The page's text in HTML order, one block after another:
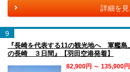
詳細を見
9
『長崎を代表する11の観光地へ 軍艦
の長崎 ３日間』【羽田空港発着】
82,900円 ～ 135,900円